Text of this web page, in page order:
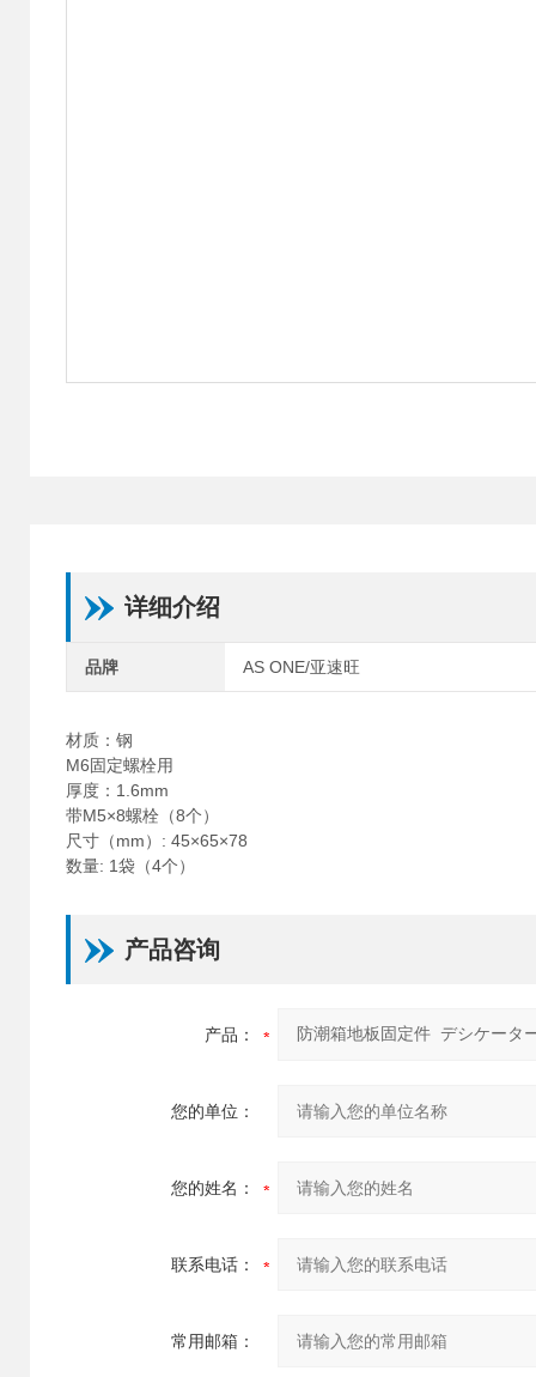
详细介绍
品牌 AS ONE/亚速旺
材质：钢
M6固定螺栓用
厚度：1.6mm
带M5×8螺栓（8个）
尺寸（mm）: 45×65×78
数量: 1袋（4个）
产品咨询
产品：
您的单位：
您的姓名：
联系电话：
常用邮箱：